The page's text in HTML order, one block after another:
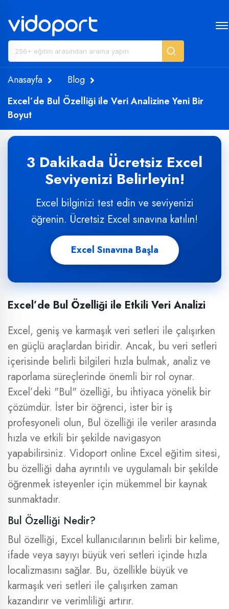
Anasayfa
Blog
Excel’de Bul Özelliği ile Veri Analizine Yeni Bir
Boyut
3 Dakikada Ücretsiz Excel
Seviyenizi Belirleyin!
Excel bilginizi test edin ve seviyenizi
öğrenin. Ücretsiz Excel sınavına katılın!
Excel Sınavına Başla
Excel’de Bul Özelliği ile Etkili Veri Analizi
Excel, geniş ve karmaşık veri setleri ile çalışırken
en güçlü araçlardan biridir. Ancak, bu veri setleri
içerisinde belirli bilgileri hızla bulmak, analiz ve
raporlama süreçlerinde önemli bir rol oynar.
Excel’deki "Bul" özelliği, bu ihtiyaca yönelik bir
çözümdür. İster bir öğrenci, ister bir iş
profesyoneli olun, Bul özelliği ile veriler arasında
hızla ve etkili bir şekilde navigasyon
yapabilirsiniz. Vidoport online Excel eğitim sitesi,
bu özelliği daha ayrıntılı ve uygulamalı bir şekilde
öğrenmek isteyenler için mükemmel bir kaynak
sunmaktadır.
Bul Özelliği Nedir?
Bul özelliği, Excel kullanıcılarının belirli bir kelime,
ifade veya sayıyı büyük veri setleri içinde hızla
localizmasını sağlar. Bu, özellikle büyük ve
karmaşık veri setleri ile çalışırken zaman
kazandırır ve verimliliği artırır.